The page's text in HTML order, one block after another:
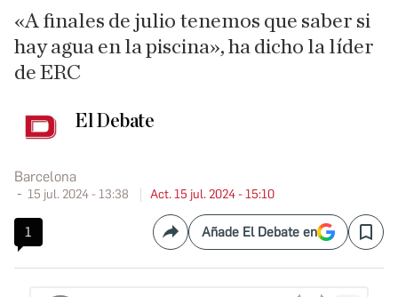
«A finales de julio tenemos que saber si
hay agua en la piscina», ha dicho la líder
de ERC
El Debate
Barcelona
15 jul. 2024 - 13:38 Act. 15 jul. 2024 - 15:10
1 CompartirAñade El Debate en Save